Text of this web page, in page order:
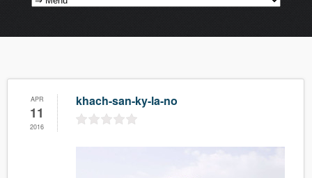
APR
11
2016
khach-san-ky-la-no